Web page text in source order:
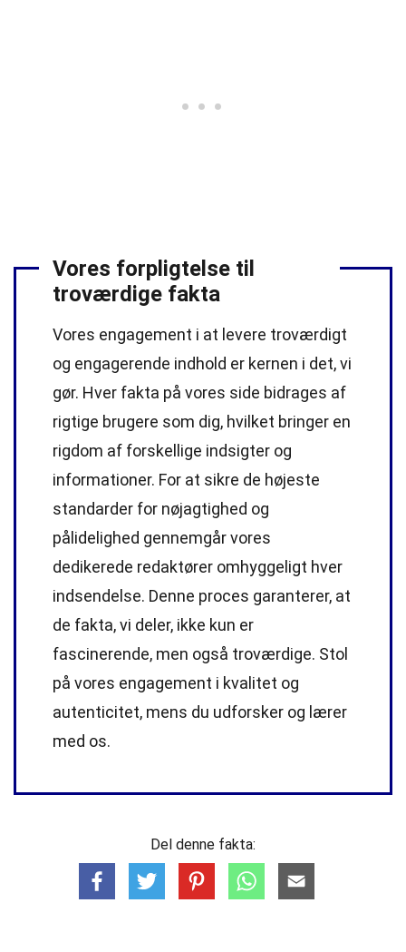
Vores forpligtelse til
troværdige fakta
Vores engagement i at levere troværdigt
og engagerende indhold er kernen i det, vi
gør. Hver fakta på vores side bidrages af
rigtige brugere som dig, hvilket bringer en
rigdom af forskellige indsigter og
informationer. For at sikre de højeste
standarder for nøjagtighed og
pålidelighed gennemgår vores
dedikerede redaktører omhyggeligt hver
indsendelse. Denne proces garanterer, at
de fakta, vi deler, ikke kun er
fascinerende, men også troværdige. Stol
på vores engagement i kvalitet og
autenticitet, mens du udforsker og lærer
med os.
Del denne fakta: